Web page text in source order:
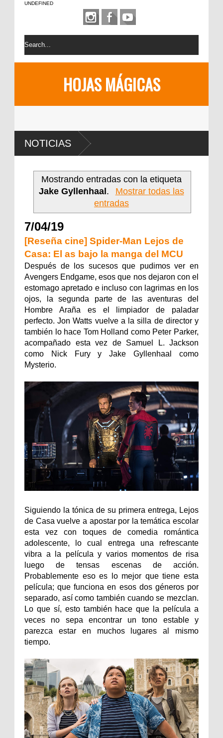
UNDEFINED
HOJAS MÁGICAS
NOTICIAS
Mostrando entradas con la etiqueta
Jake Gyllenhaal .
Mostrar todas las
entradas
7/04/19
[Reseña cine] Spider-Man Lejos de
Casa: El as bajo la manga del MCU
Después de los sucesos que pudimos ver en
Avengers Endgame, esos que nos dejaron con el
estomago apretado e incluso con lagrimas en los
ojos, la segunda parte de las aventuras del
Hombre Araña es el limpiador de paladar
perfecto. Jon Watts vuelve a la silla de director y
también lo hace Tom Holland como Peter Parker,
acompañado esta vez de Samuel L. Jackson
como Nick Fury y Jake Gyllenhaal como
Mysterio.
Siguiendo la tónica de su primera entrega, Lejos
de Casa vuelve a apostar por la temática escolar
esta vez con toques de comedia romántica
adolescente, lo cual entrega una refrescante
vibra a la película y varios momentos de risa
luego de tensas escenas de acción.
Probablemente eso es lo mejor que tiene esta
película; que funciona en esos dos géneros por
separado, así como también cuando se mezclan.
Lo que sí, esto también hace que la película a
veces no sepa encontrar un tono estable y
parezca estar en muchos lugares al mismo
tiempo.